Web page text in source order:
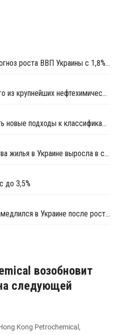
Всемирный банк ухудшил прогноз роста ВВП Украины с 1,8% до 1,2% в 2026 году
Суд начал банкротство одного из крупнейших нефтехимических заводов Украины
В Украине начнут действовать новые подходы к классификации пластика для защиты окружающей среды
Себестоимость строительства жилья в Украине выросла в среднем на 18% с начала года
до 3,5%
Спрос на стройматериалы замедлился в Украине после роста в прошлом году
возобновит
следующей
Kong Petrochemical,